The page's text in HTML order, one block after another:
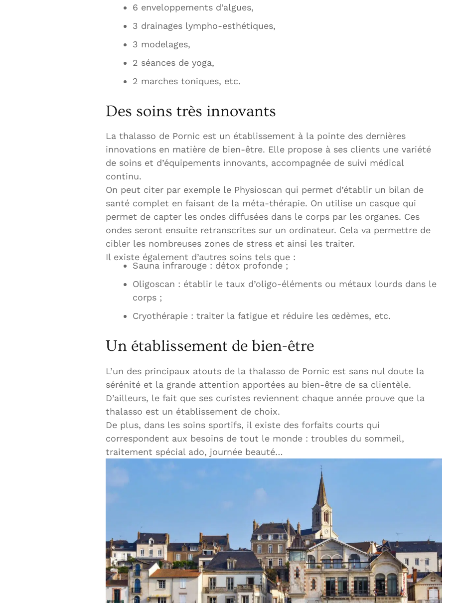
6 enveloppements d’algues,
3 drainages lympho-esthétiques,
3 modelages,
2 séances de yoga,
2 marches toniques, etc.
Des soins très innovants
La thalasso de Pornic est un établissement à la pointe des dernières
innovations en matière de bien-être. Elle propose à ses clients une variété
de soins et d’équipements innovants, accompagnée de suivi médical
continu.
On peut citer par exemple le Physioscan qui permet d’établir un bilan de
santé complet en faisant de la méta-thérapie. On utilise un casque qui
permet de capter les ondes diffusées dans le corps par les organes. Ces
ondes seront ensuite retranscrites sur un ordinateur. Cela va permettre de
cibler les nombreuses zones de stress et ainsi les traiter.
Il existe également d’autres soins tels que :
Sauna infrarouge : détox profonde ;
Oligoscan : établir le taux d’oligo-éléments ou métaux lourds dans le
corps ;
Cryothérapie : traiter la fatigue et réduire les œdèmes, etc.
Un établissement de bien-être
L’un des principaux atouts de la thalasso de Pornic est sans nul doute la
sérénité et la grande attention apportées au bien-être de sa clientèle.
D’ailleurs, le fait que ses curistes reviennent chaque année prouve que la
thalasso est un établissement de choix.
De plus, dans les soins sportifs, il existe des forfaits courts qui
correspondent aux besoins de tout le monde : troubles du sommeil,
traitement spécial ado, journée beauté…